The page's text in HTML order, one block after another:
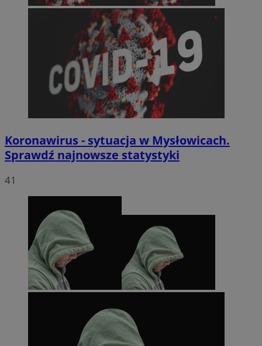
Koronawirus - sytuacja w Mysłowicach.
Sprawdź najnowsze statystyki
41